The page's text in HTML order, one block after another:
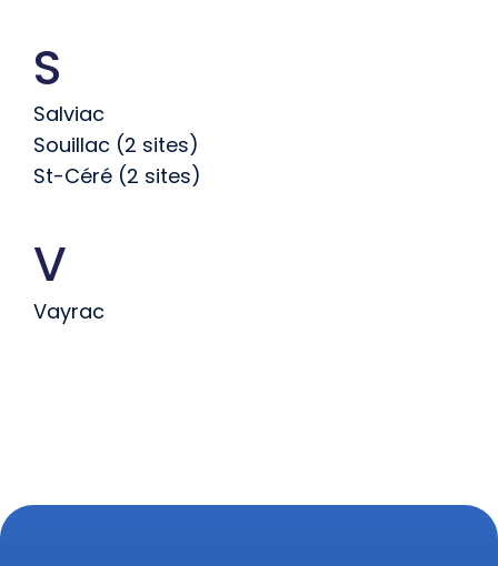
S
Salviac
Souillac (2 sites)
St-Céré (2 sites)
V
Vayrac